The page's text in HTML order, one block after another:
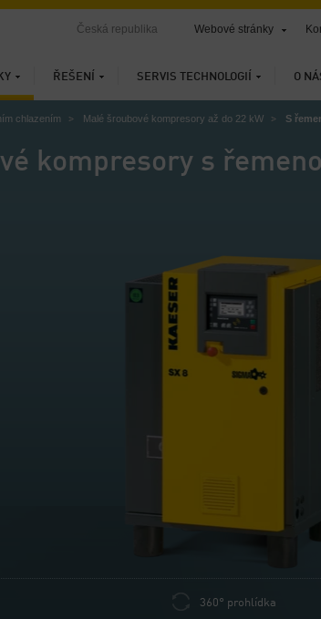
ŘEŠENÍ SERVIS TECHNOLOGIÍ O
Česká republika Webové stránky
chlazením Malé šroubové kompresory až do 22 kW S
kompresory s
360° prohlídka